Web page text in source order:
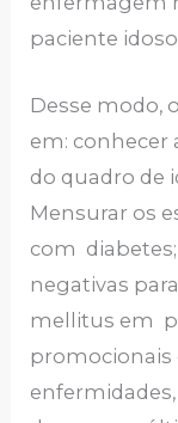
paciente
Desse modo,
em: conhecer
do quadro de
Mensurar os
com
negativas
mellitus em
promocionais